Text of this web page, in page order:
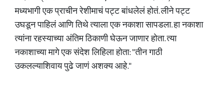
मध्यभागी एक प्राचीन रेशीमाचं पट्ट बांधलेलं होतं. लीने पट्ट
उघडून पाहिलं आणि तिथे त्याला एक नकाशा सापडला. हा नकाशा
त्यांना रहस्याच्या अंतिम ठिकाणी घेऊन जाणार होता. त्या
नकाशाच्या मागे एक संदेश लिहिला होता: "तीन गाठी
उकलल्याशिवाय पुढे जाणं अशक्य आहे."